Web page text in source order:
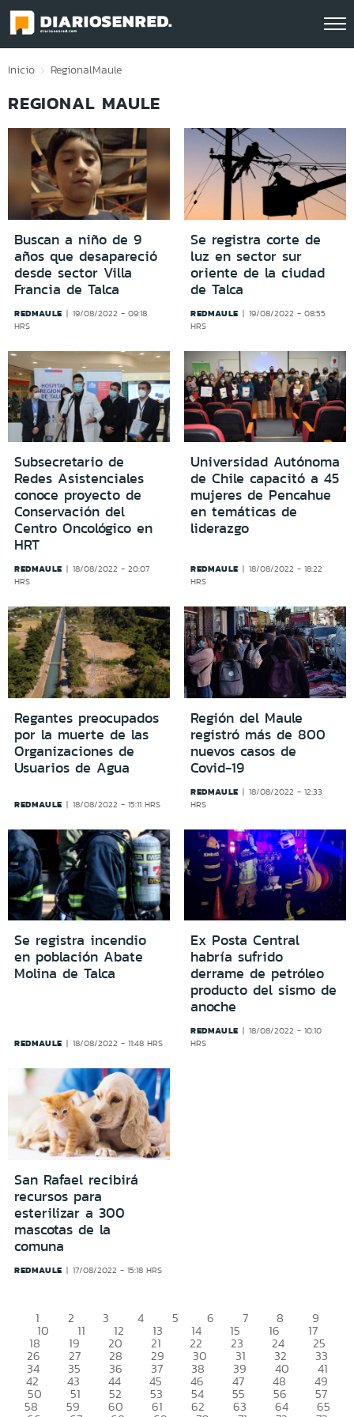
Click acá para ir directamente al contenido
Inicio RegionalMaule
REGIONAL MAULE
Buscan a niño de 9
años que desapareció
desde sector Villa
Francia de Talca
REDMAULE
19/08/2022 - 09:18
HRS
Se registra corte de
luz en sector sur
oriente de la ciudad
de Talca
REDMAULE
19/08/2022 - 08:55
HRS
Subsecretario de
Redes Asistenciales
conoce proyecto de
Conservación del
Centro Oncológico en
HRT
REDMAULE
18/08/2022 - 20:07
HRS
Universidad Autónoma
de Chile capacitó a 45
mujeres de Pencahue
en temáticas de
liderazgo
REDMAULE
18/08/2022 - 18:22
HRS
Regantes preocupados
por la muerte de las
Organizaciones de
Usuarios de Agua
REDMAULE 18/08/2022 - 15:11 HRS
Región del Maule
registró más de 800
nuevos casos de
Covid-19
REDMAULE
18/08/2022 - 12:33
HRS
Se registra incendio
en población Abate
Molina de Talca
REDMAULE 18/08/2022 - 11:48 HRS
Ex Posta Central
habría sufrido
derrame de petróleo
producto del sismo de
anoche
REDMAULE
18/08/2022 - 10:10
HRS
San Rafael recibirá
recursos para
esterilizar a 300
mascotas de la
comuna
REDMAULE 17/08/2022 - 15:18 HRS
1 2 3 4 5 6 7 8 9
10 11 12 13 14 15 16 17
18 19 20 21 22 23 24 25
26 27 28 29 30 31 32 33
34 35 36 37 38 39 40 41
42 43 44 45 46 47 48 49
50 51 52 53 54 55 56 57
58 59 60 61 62 63 64 65